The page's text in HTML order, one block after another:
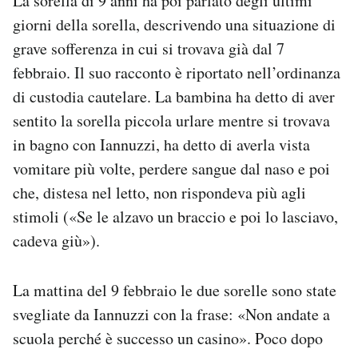
giorni della sorella, descrivendo una situazione di
grave sofferenza in cui si trovava già dal 7
febbraio. Il suo racconto è riportato nell’ordinanza
di custodia cautelare. La bambina ha detto di aver
sentito la sorella piccola urlare mentre si trovava
in bagno con Iannuzzi, ha detto di averla vista
vomitare più volte, perdere sangue dal naso e poi
che, distesa nel letto, non rispondeva più agli
stimoli («Se le alzavo un braccio e poi lo lasciavo,
cadeva giù»).
La mattina del 9 febbraio le due sorelle sono state
svegliate da Iannuzzi con la frase: «Non andate a
scuola perché è successo un casino». Poco dopo